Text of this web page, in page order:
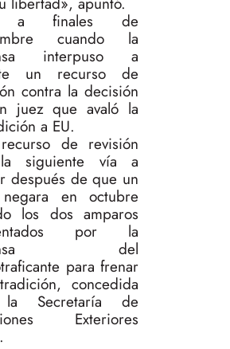
a finales de
cuando la
interpuso a
un recurso de
contra la decisión
juez que avaló la
a EU.
de revisión
siguiente vía a
después de que un
en octubre
los dos amparos
por la
del
para frenar
concedida
Secretaría de
Exteriores